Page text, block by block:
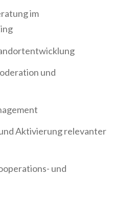
im
und
Aktivierung relevanter
und